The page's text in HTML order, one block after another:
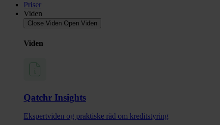
Priser
Viden
Close Viden Open Viden
Viden
Qatchr Insights
Ekspertviden og praktiske råd om kreditstyring